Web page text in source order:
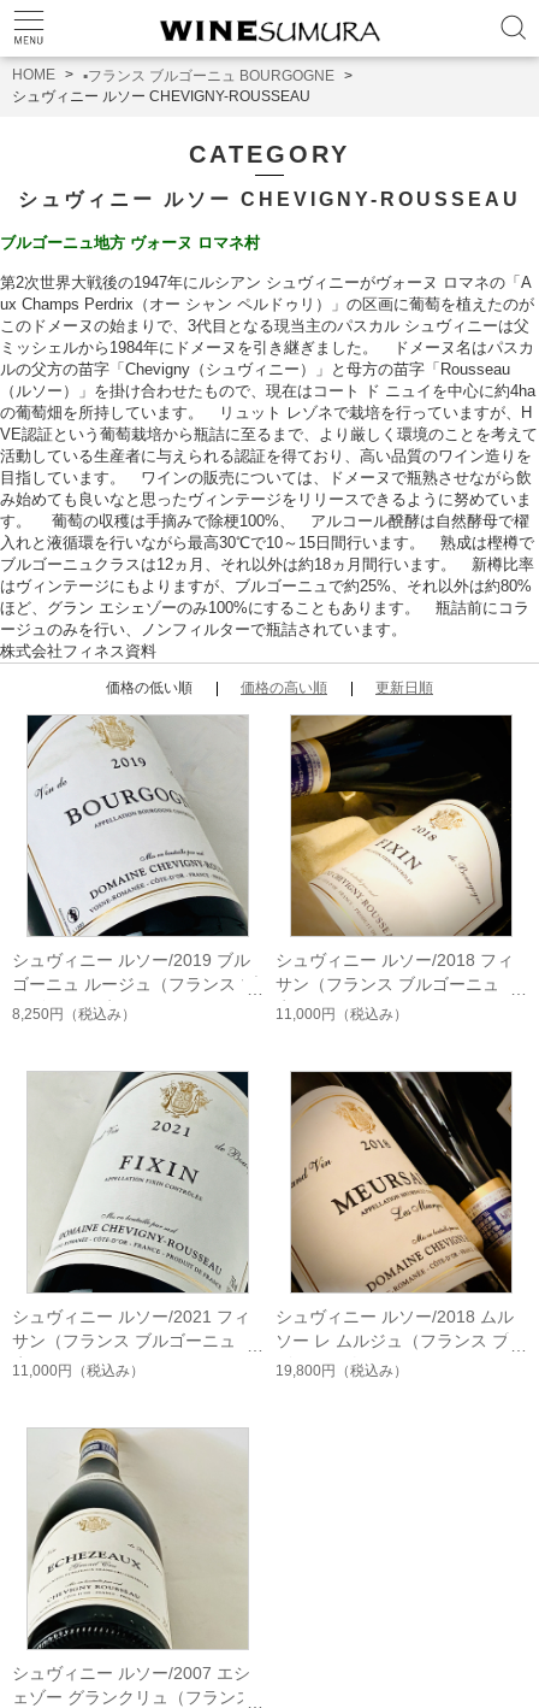
HOME
▪️フランス ブルゴーニュ BOURGOGNE
シュヴィニー ルソー CHEVIGNY-ROUSSEAU
CATEGORY
シュヴィニー ルソー CHEVIGNY-ROUSSEAU
ブルゴーニュ地方 ヴォーヌ ロマネ村
第2次世界大戦後の1947年にルシアン シュヴィニーがヴォーヌ ロマネの「A
ux Champs Perdrix（オー シャン ペルドゥリ）」の区画に葡萄を植えたのが
このドメーヌの始まりで、3代目となる現当主のパスカル シュヴィニーは父
ミッシェルから1984年にドメーヌを引き継ぎました。 ドメーヌ名はパスカ
ルの父方の苗字「Chevigny（シュヴィニー）」と母方の苗字「Rousseau
（ルソー）」を掛け合わせたもので、現在はコート ド ニュイを中心に約4ha
の葡萄畑を所持しています。 リュット レゾネで栽培を行っていますが、H
VE認証という葡萄栽培から瓶詰に至るまで、より厳しく環境のことを考えて
活動している生産者に与えられる認証を得ており、高い品質のワイン造りを
目指しています。 ワインの販売については、ドメーヌで瓶熟させながら飲
み始めても良いなと思ったヴィンテージをリリースできるように努めていま
す。 葡萄の収穫は手摘みで除梗100%、 アルコール醗酵は自然酵母で櫂
入れと液循環を行いながら最高30℃で10～15日間行います。 熟成は樫樽で
ブルゴーニュクラスは12ヵ月、それ以外は約18ヵ月間行います。 新樽比率
はヴィンテージにもよりますが、ブルゴーニュで約25%、それ以外は約80%
ほど、グラン エシェゾーのみ100%にすることもあります。 瓶詰前にコラ
ージュのみを行い、ノンフィルターで瓶詰されています。
株式会社フィネス資料
価格の低い順 価格の高い順 更新日順
シュヴィニー ルソー/2019 ブル
ゴーニュ ルージュ（フランス ブ
ルゴーニュ 赤）
8,250円 （税込み）
シュヴィニー ルソー/2018 フィ
サン（フランス ブルゴーニュ
赤）
11,000円 （税込み）
シュヴィニー ルソー/2021 フィ
サン（フランス ブルゴーニュ
赤）
11,000円 （税込み）
シュヴィニー ルソー/2018 ムル
ソー レ ムルジュ（フランス ブル
ゴーニュ 白）
19,800円 （税込み）
シュヴィニー ルソー/2007 エシ
ェゾー グランクリュ（フランス